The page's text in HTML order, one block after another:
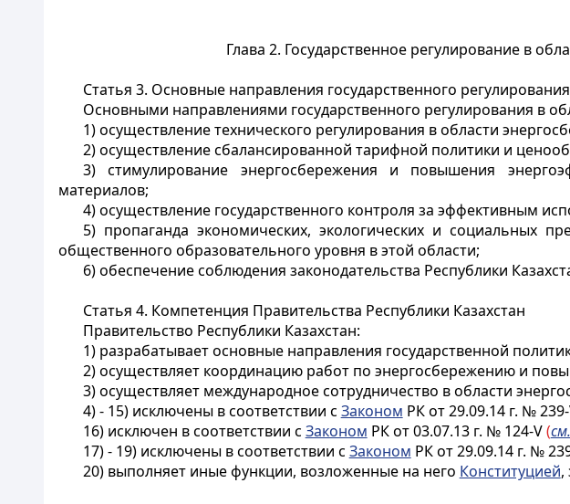
Глава 2. Государственное регулирование в
Статья 3. Основные направления государственного
Основными направлениями государственного регулирования в
1) осуществление технического регулирования в области
2) осуществление сбалансированной тарифной политики и
3) стимулирование энергосбережения и повышения
материалов;
4) осуществление государственного контроля за эффективным
5) пропаганда экономических, экологических и социальных
общественного образовательного уровня в этой области;
6) обеспечение соблюдения законодательства Республики
Статья 4. Компетенция Правительства Республики Казахстан
Правительство Республики Казахстан:
1) разрабатывает основные направления государственной
2) осуществляет координацию работ по энергосбережению и
3) осуществляет международное сотрудничество в области
4) - 15) исключены в соответствии с Законом РК от 29.09.14 г. №
16) исключен в соответствии с Законом РК от 03.07.13 г. № 124-V(
17) - 19) исключены в соответствии с Законом РК от 29.09.14 г. №
20) выполняет иные функции, возложенные на него Конституцией,